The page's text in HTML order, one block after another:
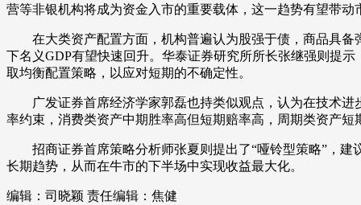
营等非银机构将成为资金入市的重要载体，这一趋势有望带动
在大类资产配置方面，机构普遍认为股强于债，商品具备
下名义GDP有望快速回升。华泰证券研究所所长张继强则提
取均衡配置策略，以应对短期的不确定性。
广发证券首席经济学家郭磊也持类似观点，认为在技术进
率约束，消费类资产中期胜率高但短期赔率高，周期类资产
招商证券首席策略分析师张夏则提出了“哑铃型策略”，建
长期趋势，从而在牛市的下半场中实现收益最大化。
编辑：司晓颖 责任编辑：焦健